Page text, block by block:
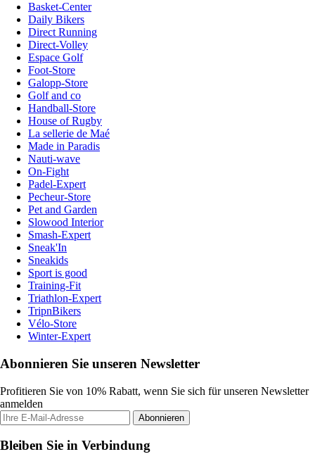
Basket-Center
Daily Bikers
Direct Running
Direct-Volley
Espace Golf
Foot-Store
Galopp-Store
Golf and co
Handball-Store
House of Rugby
La sellerie de Maé
Made in Paradis
Nauti-wave
On-Fight
Padel-Expert
Pecheur-Store
Pet and Garden
Slowood Interior
Smash-Expert
Sneak'In
Sneakids
Sport is good
Training-Fit
Triathlon-Expert
TripnBikers
Vélo-Store
Winter-Expert
Abonnieren Sie unseren Newsletter
Profitieren Sie von 10% Rabatt, wenn Sie sich für unseren Newsletter
anmelden
Abonnieren
Bleiben Sie in Verbindung